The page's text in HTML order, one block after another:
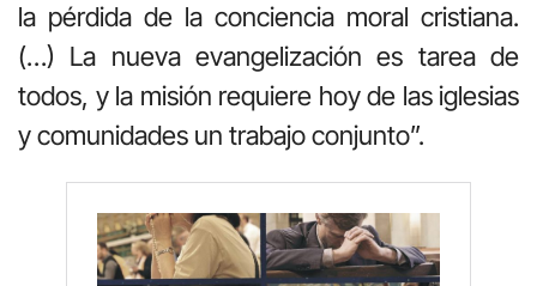
la pérdida de la conciencia moral cristiana.
(…) La nueva evangelización es tarea de
todos, y la misión requiere hoy de las iglesias
y comunidades un trabajo conjunto”.